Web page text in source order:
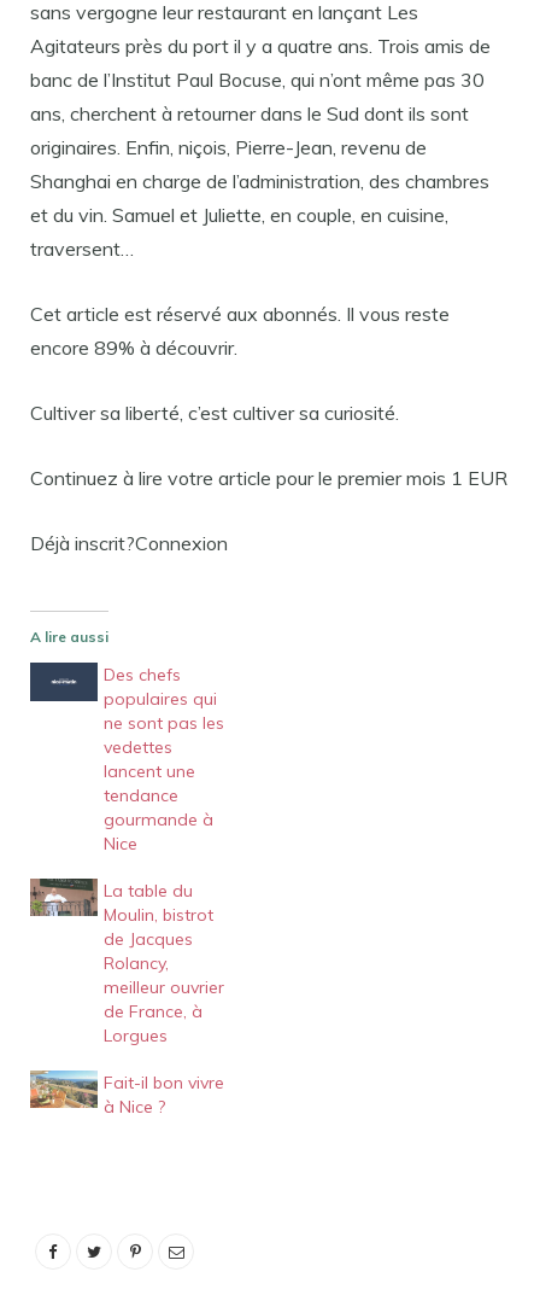
sans vergogne leur restaurant en lançant Les
Agitateurs près du port il y a quatre ans. Trois amis de
banc de l’Institut Paul Bocuse, qui n’ont même pas 30
ans, cherchent à retourner dans le Sud dont ils sont
originaires. Enfin, niçois, Pierre-Jean, revenu de
Shanghai en charge de l’administration, des chambres
et du vin. Samuel et Juliette, en couple, en cuisine,
traversent…
Cet article est réservé aux abonnés. Il vous reste
encore 89% à découvrir.
Cultiver sa liberté, c’est cultiver sa curiosité.
Continuez à lire votre article pour le premier mois 1 EUR
Déjà inscrit?Connexion
A lire aussi
Des chefs
populaires qui
ne sont pas les
vedettes
lancent une
tendance
gourmande à
Nice
La table du
Moulin, bistrot
de Jacques
Rolancy,
meilleur ouvrier
de France, à
Lorgues
Fait-il bon vivre
à Nice ?